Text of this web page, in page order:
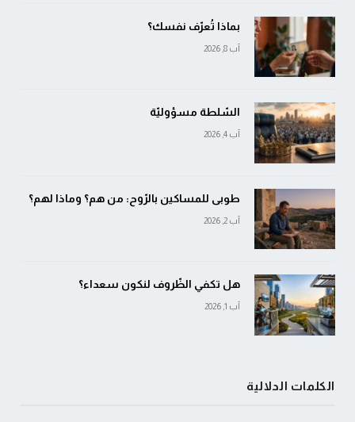
بماذا تُعرّف نفسك؟
آب 8, 2026
السّلطة مسؤوليّة
آب 4, 2026
طوبى للمساكين بالرّوح: من هم؟ وماذا لهم؟
آب 2, 2026
هل تكفي الظّروف لنكون سعداء؟
آب 1, 2026
الكلمات الدلالية